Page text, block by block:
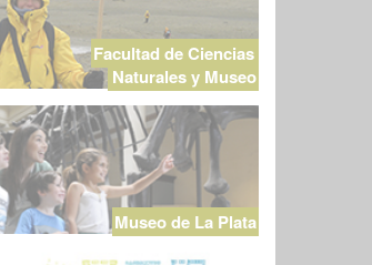
Facultad de Ciencias
Naturales y Museo
Museo de La Plata